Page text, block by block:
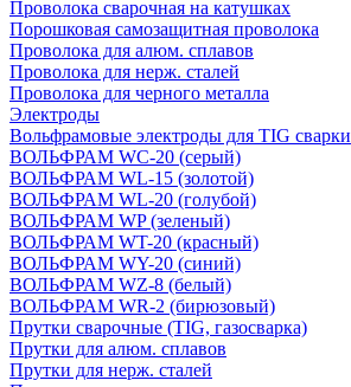
Проволока сварочная на катушках
Порошковая самозащитная проволока
Проволока для алюм. сплавов
Проволока для нерж. сталей
Проволока для черного металла
Электроды
Вольфрамовые электроды для TIG сварки
ВОЛЬФРАМ WC-20 (серый)
ВОЛЬФРАМ WL-15 (золотой)
ВОЛЬФРАМ WL-20 (голубой)
ВОЛЬФРАМ WP (зеленый)
ВОЛЬФРАМ WT-20 (красный)
ВОЛЬФРАМ WY-20 (синий)
ВОЛЬФРАМ WZ-8 (белый)
ВОЛЬФРАМ WR-2 (бирюзовый)
Прутки сварочные (TIG, газосварка)
Прутки для алюм. сплавов
Прутки для нерж. сталей